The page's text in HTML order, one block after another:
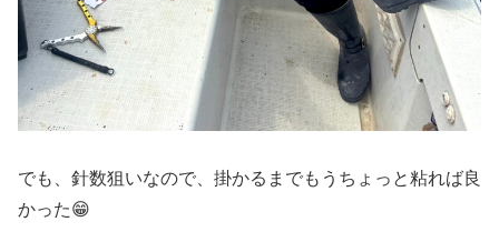
でも、針数狙いなので、掛かるまでもうちょっと粘れば良
かった😁